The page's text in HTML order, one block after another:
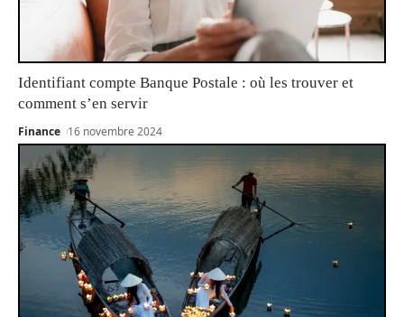
Identifiant compte Banque Postale : où les trouver et
comment s’en servir
Finance 16 novembre 2024